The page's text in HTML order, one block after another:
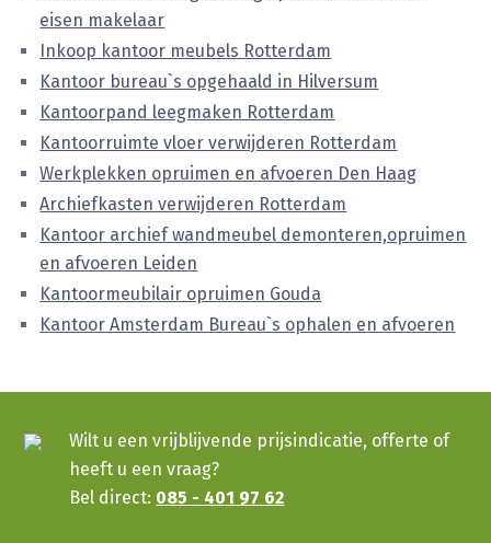
eisen makelaar
Inkoop kantoor meubels Rotterdam
Kantoor bureau`s opgehaald in Hilversum
Kantoorpand leegmaken Rotterdam
Kantoorruimte vloer verwijderen Rotterdam
Werkplekken opruimen en afvoeren Den Haag
Archiefkasten verwijderen Rotterdam
Kantoor archief wandmeubel demonteren,opruimen
en afvoeren Leiden
Kantoormeubilair opruimen Gouda
Kantoor Amsterdam Bureau`s ophalen en afvoeren
Wilt u een vrijblijvende prijsindicatie, offerte of
heeft u een vraag?
Bel direct: 085 - 401 97 62